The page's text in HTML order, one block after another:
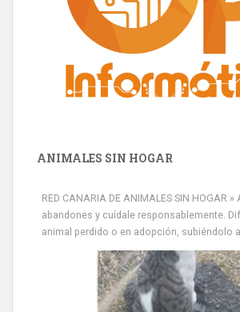
ANIMALES SIN HOGAR
RED CANARIA DE ANIMALES SIN HOGAR
abandones y cuídale responsablemente.
animal perdido o en adopción, subiéndolo